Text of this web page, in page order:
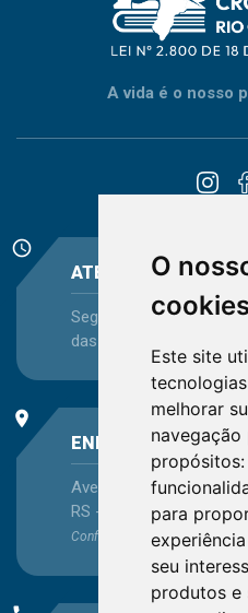
O
Este site
melhorar
navegação
propósitos:
para
seu
produtos e
A vida é o nosso
schedule
ATENDIMENTO
Segunda-feira a Sexta-
das 13:30 às 16:45
place
ENDEREÇO
Avenida Itaqui, 45,
RS - CEP 90460-140
Confira as demaislocalizações